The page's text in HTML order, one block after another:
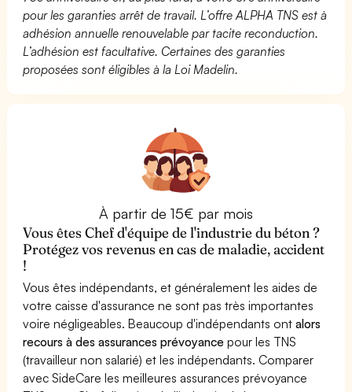
pour les garanties arrêt de travail. L’offre ALPHA TNS est à
adhésion annuelle renouvelable par tacite reconduction.
L’adhésion est facultative. Certaines des garanties
proposées sont éligibles à la Loi Madelin.
À partir de 15€ par mois
Vous êtes Chef d'équipe de l'industrie du béton ?
Protégez vos revenus en cas de maladie, accident
!
Vous êtes indépendants, et généralement les aides de
votre caisse d'assurance ne sont pas très importantes
voire négligeables. Beaucoup d'indépendants ontalors
recours à des assurances prévoyance pour les TNS
(travailleur non salarié) et les indépendants. Comparer
avec SideCare les meilleures assurances prévoyance